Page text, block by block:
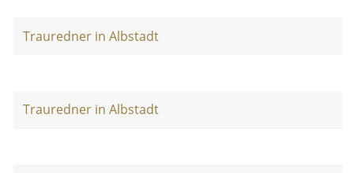
Trauredner in Albstadt
Trauredner in Albstadt